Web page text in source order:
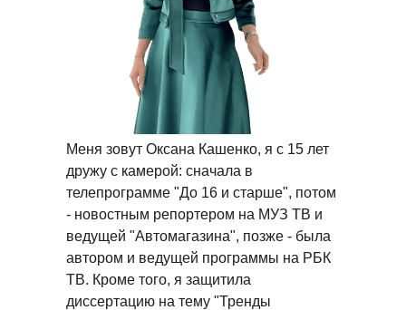
Меня зовут Оксана Кашенко, я с 15 лет
дружу с камерой: сначала в
телепрограмме "До 16 и старше", потом
- новостным репортером на МУЗ ТВ и
ведущей "Автомагазина", позже - была
автором и ведущей программы на РБК
ТВ. Кроме того, я защитила
диссертацию на тему "Тренды